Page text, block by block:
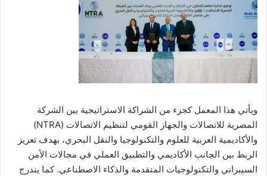
ويأتي هذا المعمل كجزء من الشراكة الاستراتيجية بين الشركة
المصرية للاتصالات والجهاز القومي لتنظيم الاتصالات (NTRA)
والأكاديمية العربية للعلوم والتكنولوجيا والنقل البحري، بهدف تعزيز
الربط بين الجانب الأكاديمي والتطبيق العملي في مجالات الأمن
السيبراني والتكنولوجيات المتقدمة والذكاء الاصطناعي. كما يندرج